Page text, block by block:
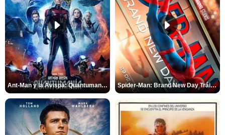
Ant-Man y la Avispa: Quantumanía Tráiler (2) Spider-Man: Brand New Day Tráiler (3)